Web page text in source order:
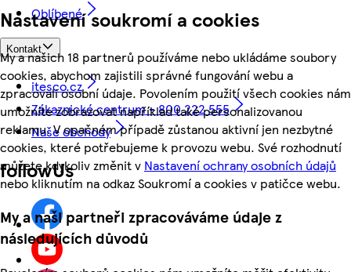
Nastavení soukromí a cookies
My a našich 18 partnerů používáme nebo ukládáme soubory
cookies, abychom zajistili správné fungování webu a
zpracovali osobní údaje. Povolením použití všech cookies nám
umožníte zobrazovat například také personalizovanou
reklamu. V opačném případě zůstanou aktivní jen nezbytné
cookies, které potřebujeme k provozu webu. Své rozhodnutí
můžete kdykoliv změnit v Nastavení ochrany osobních údajů
nebo kliknutím na odkaz Soukromí a cookies v patičce webu.
My a naši partneři zpracováváme údaje z
následujících důvodů
Oblíbené
Kontakt
itesco.cz
Zákaznické centrum - 800 222 555
Naše obchody
followUs